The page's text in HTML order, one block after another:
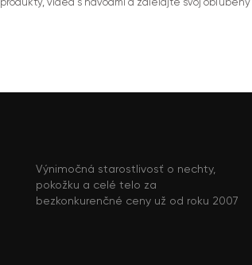
produkty, videá s návodmi a zdieľajte svoj obľúbený
Výnimočná starostlivosť o nechty,
pokožku a celé telo za
bezkonkurenčné ceny už od roku 2007